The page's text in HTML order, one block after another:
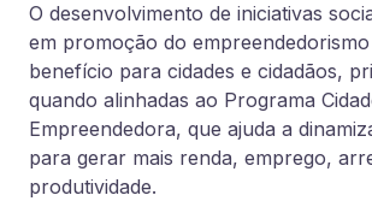
O desenvolvimento de iniciativas
em promoção do
benefício para cidades e cidadãos,
quando alinhadas ao Programa
Empreendedora, que ajuda a
para gerar mais renda, emprego,
produtividade.